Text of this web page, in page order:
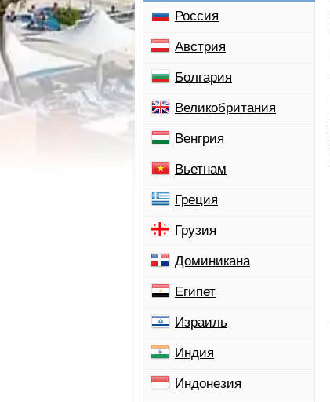
Россия
Австрия
Болгария
Великобритания
Венгрия
Вьетнам
Греция
Грузия
Доминикана
Египет
Израиль
Индия
Индонезия